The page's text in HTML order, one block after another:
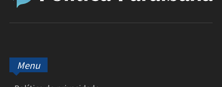
Menu